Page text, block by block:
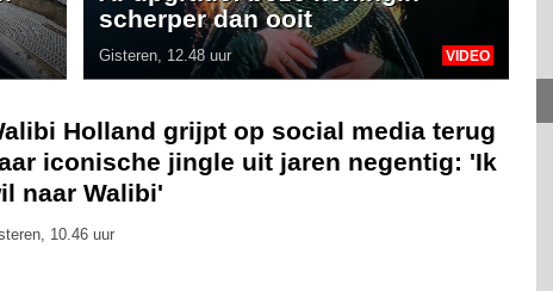
scherper dan ooit
Gisteren, 12.48 uur VIDEO
Holland grijpt op social media terug
iconische jingle uit jaren negentig: 'Ik
naar Walibi'
10.46 uur